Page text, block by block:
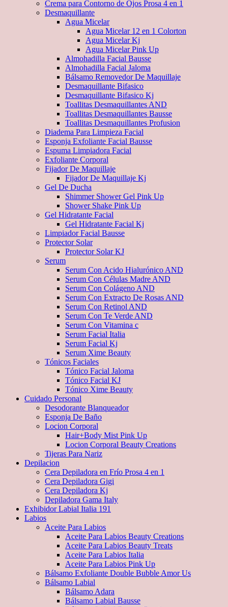
Crema para Contorno de Ojos Prosa 4 en 1
Desmaquillante
Agua Micelar
Agua Micelar 12 en 1 Colorton
Agua Micelar Kj
Agua Micelar Pink Up
Almohadilla Facial Bausse
Almohadilla Facial Jaloma
Bálsamo Removedor De Maquillaje
Desmaquillante Bifasico
Desmaquillante Bifasico Kj
Toallitas Desmaquillantes AND
Toallitas Desmaquillantes Bausse
Toallitas Desmaquillantes Profusion
Diadema Para Limpieza Facial
Esponja Exfoliante Facial Bausse
Espuma Limpiadora Facial
Exfoliante Corporal
Fijador De Maquillaje
Fijador De Maquillaje Kj
Gel De Ducha
Shimmer Shower Gel Pink Up
Shower Shake Pink Up
Gel Hidratante Facial
Gel Hidratante Facial Kj
Limpiador Facial Bausse
Protector Solar
Protector Solar KJ
Serum
Serum Con Acido Hialurónico AND
Serum Con Células Madre AND
Serum Con Colágeno AND
Serum Con Extracto De Rosas AND
Serum Con Retinol AND
Serum Con Te Verde AND
Serum Con Vitamina c
Serum Facial Italia
Serum Facial Kj
Serum Xime Beauty
Tónicos Faciales
Tónico Facial Jaloma
Tónico Facial KJ
Tónico Xime Beauty
Cuidado Personal
Desodorante Blanqueador
Esponja De Baño
Locion Corporal
Hair+Body Mist Pink Up
Locion Corporal Beauty Creations
Tijeras Para Nariz
Depilacion
Cera Depiladora en Frío Prosa 4 en 1
Cera Depiladora Gigi
Cera Depiladora Kj
Depiladora Gama Italy
Exhibidor Labial Italia 191
Labios
Aceite Para Labios
Aceite Para Labios Beauty Creations
Aceite Para Labios Beauty Treats
Aceite Para Labios Italia
Aceite Para Labios Pink Up
Bálsamo Exfoliante Double Bubble Amor Us
Bálsamo Labial
Bálsamo Adara
Bálsamo Labial Bausse